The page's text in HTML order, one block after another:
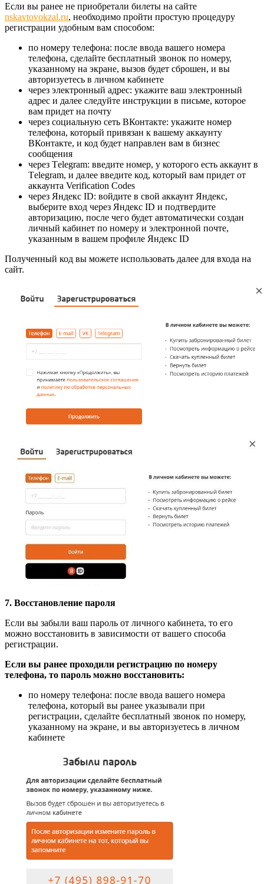
Если вы ранее не приобретали билеты на сайте
nskavtovokzal.ru, необходимо пройти простую процедуру
регистрации удобным вам способом:
по номеру телефона: после ввода вашего номера
телефона, сделайте бесплатный звонок по номеру,
указанному на экране, вызов будет сброшен, и вы
авторизуетесь в личном кабинете
через электронный адрес: укажите ваш электронный
адрес и далее следуйте инструкции в письме, которое
вам придет на почту
через социальную сеть ВКонтакте: укажите номер
телефона, который привязан к вашему аккаунту
ВКонтакте, и код будет направлен вам в бизнес
сообщения
через Тelegram: введите номер, у которого есть аккаунт в
Тelegram, и далее введите код, который вам придет от
аккаунта Verification Codes
через Яндекс ID: войдите в свой аккаунт Яндекс,
выберите вход через Яндекс ID и подтвердите
авторизацию, после чего будет автоматически создан
личный кабинет по номеру и электронной почте,
указанным в вашем профиле Яндекс ID
Полученный код вы можете использовать далее для входа на
сайт.
7. Восстановление пароля
Если вы забыли ваш пароль от личного кабинета, то его
можно восстановить в зависимости от вашего способа
регистрации.
Если вы ранее проходили регистрацию по номеру
телефона, то пароль можно восстановить:
по номеру телефона: после ввода вашего номера
телефона, который вы ранее указывали при
регистрации, сделайте бесплатный звонок по номеру,
указанному на экране, и вы авторизуетесь в личном
кабинете